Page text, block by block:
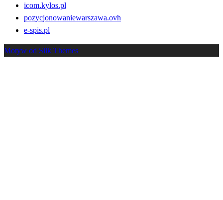
icom.kylos.pl
pozycjonowaniewarszawa.ovh
e-spis.pl
Motyw od Silk Themes